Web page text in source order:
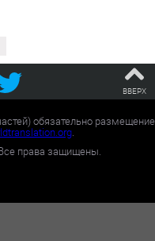
ВВЕРХ
обязательно размещение
.
права защищены.